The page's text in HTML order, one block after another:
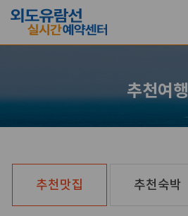
추천여행
추천맛집 추천숙박